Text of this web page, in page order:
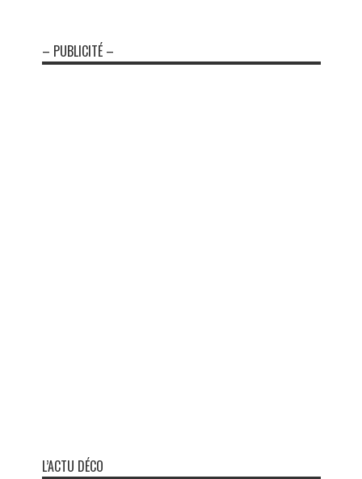
– PUBLICITÉ –
L’ACTU DÉCO